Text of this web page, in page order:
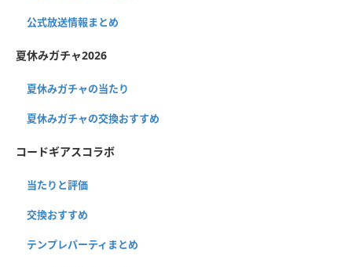
公式放送情報まとめ
夏休みガチャ2026
夏休みガチャの当たり
夏休みガチャの交換おすすめ
コードギアスコラボ
当たりと評価
交換おすすめ
テンプレパーティまとめ